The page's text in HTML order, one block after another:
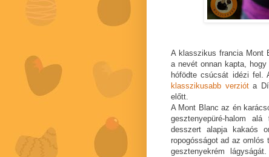
A klasszikus francia Mont
a nevét onnan kapta,
hófödte csúcsát idézi fel.
klasszikusabb verzióta
előtt.
A Mont Blanc az én
gesztenyepüré-halom
desszert alapja kakaós
ropogósságot ad az omlós
gesztenyekrém